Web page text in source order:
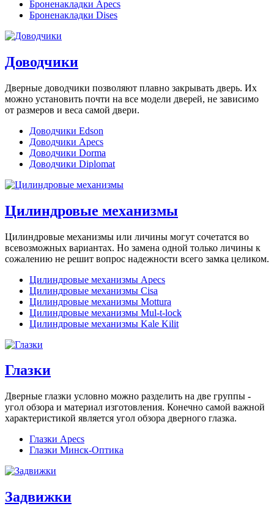
Броненакладки Apecs
Броненакладки Dises
Доводчики
Дверные доводчики позволяют плавно закрывать дверь. Их
можно установить почти на все модели дверей, не зависимо
от размеров и веса самой двери.
Доводчики Edson
Доводчики Apecs
Доводчики Dorma
Доводчики Diplomat
Цилиндровые механизмы
Цилиндровые механизмы или личины могут сочетатся во
всевозможных вариантах. Но замена одной только личины к
сожалению не решит вопрос надежности всего замка целиком.
Цилиндровые механизмы Apecs
Цилиндровые механизмы Cisa
Цилиндровые механизмы Mottura
Цилиндровые механизмы Mul-t-lock
Цилиндровые механизмы Kale Kilit
Глазки
Дверные глазки условно можно разделить на две группы -
угол обзора и материал изготовления. Конечно самой важной
характеристикой является угол обзора дверного глазка.
Глазки Apecs
Глазки Минск-Оптика
Задвижки